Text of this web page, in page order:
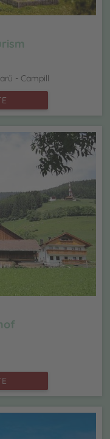
- Campill